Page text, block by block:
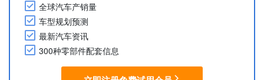
全球汽车产销量
车型规划预测
最新汽车资讯
300种零部件配套信息